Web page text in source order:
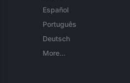
Español
Português
Deutsch
More...